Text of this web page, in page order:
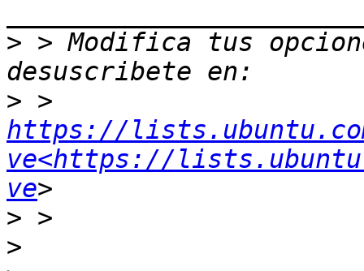
> > Modifica tus
>
https://
ve<https://
ve
>
>